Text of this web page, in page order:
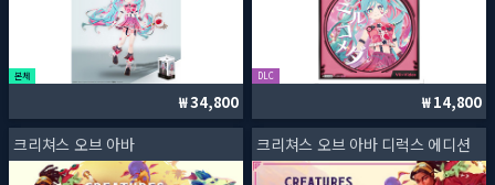
본체
34,800
DLC
14,800
크리쳐스 오브 아바 크리쳐스 오브 아바 디럭스 에디션